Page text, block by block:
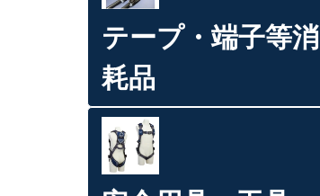
テープ・端子等消
耗品